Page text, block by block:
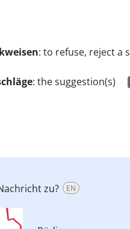
: to refuse, reject a
: the suggestion(s)
zu? EN